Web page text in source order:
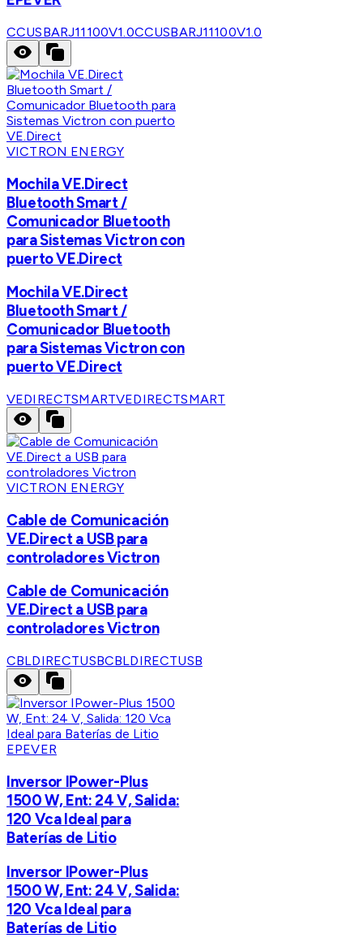
CCUSBARJ11100V1.0CCUSBARJ11100V1.0
VICTRON ENERGY
Mochila VE.Direct
Bluetooth Smart /
Comunicador Bluetooth
para Sistemas Victron con
puerto VE.Direct
Mochila VE.Direct
Bluetooth Smart /
Comunicador Bluetooth
para Sistemas Victron con
puerto VE.Direct
VEDIRECTSMARTVEDIRECTSMART
VICTRON ENERGY
Cable de Comunicación
VE.Direct a USB para
controladores Victron
Cable de Comunicación
VE.Direct a USB para
controladores Victron
CBLDIRECTUSBCBLDIRECTUSB
EPEVER
Inversor IPower-Plus
1500 W, Ent: 24 V, Salida:
120 Vca Ideal para
Baterías de Litio
Inversor IPower-Plus
1500 W, Ent: 24 V, Salida:
120 Vca Ideal para
Baterías de Litio